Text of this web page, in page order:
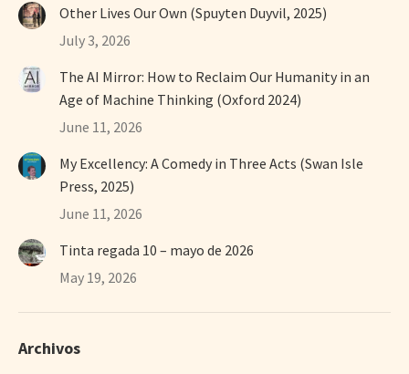
Other Lives Our Own (Spuyten Duyvil, 2025)
July 3, 2026
The AI Mirror: How to Reclaim Our Humanity in an
Age of Machine Thinking (Oxford 2024)
June 11, 2026
My Excellency: A Comedy in Three Acts (Swan Isle
Press, 2025)
June 11, 2026
Tinta regada 10 – mayo de 2026
May 19, 2026
Archivos